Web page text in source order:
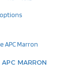
APC MARRON